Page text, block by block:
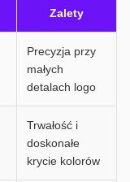
Zalety
Precyzja przy
małych
detalach logo
Trwałość i
doskonałe
krycie kolorów